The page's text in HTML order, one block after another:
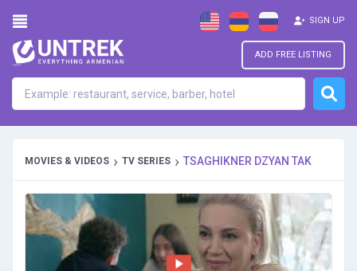
ADD FREE LISTING
SIGN UP
MOVIES & VIDEOS › TV SERIES › TSAGHIKNER DZYAN TAK